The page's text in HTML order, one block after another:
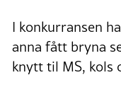
I konkurransen
anna fått bryna
knytt til MS, kols